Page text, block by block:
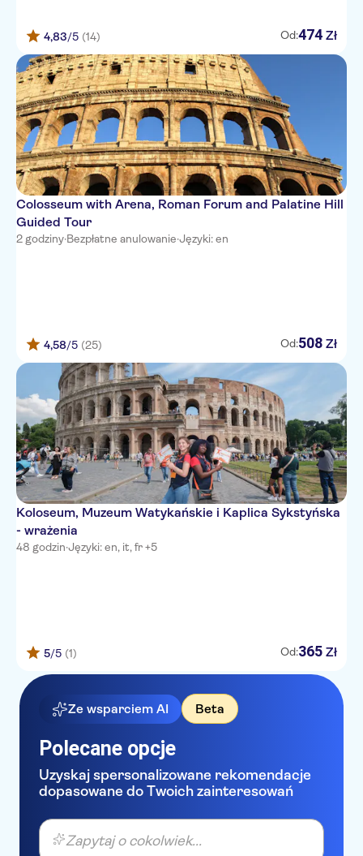
Demetra Hotel Rome
COMFORT INN
Florida Rooms - Comfort Hotel
Hotel Everest Roma
Hotel Pichierri
Villa Maria Regina
Crossroad Hotel
c-hotels Fiume
Hotel Meridiana
ROYAL COURT
Baglioni Hotel Regina
Hotel Aventino
PANTHEON RELAIS
Hotel Sweet Home
PYRAMID
Gioberti Art Hotel
Hotel Oriente
Hotel 87 EightySeven
Hotel Lancelot
Residenza Spirito Santo Roma
Hotel Zone
Hotel Milton Roma
4,83/5 (14) Od:474 Zł
Colosseum with Arena, Roman Forum and Palatine Hill
Guided Tour
2 godziny·Bezpłatne anulowanie·Języki: en
4,58/5 (25) Od:508 Zł
Koloseum, Muzeum Watykańskie i Kaplica Sykstyńska
- wrażenia
48 godzin·Języki: en, it, fr +5
5/5 (1) Od:365 Zł
Ze wsparciem AI Beta
Polecane opcje
Uzyskaj spersonalizowane rekomendacje
dopasowane do Twoich zainteresowań
Zapytaj o cokolwiek...